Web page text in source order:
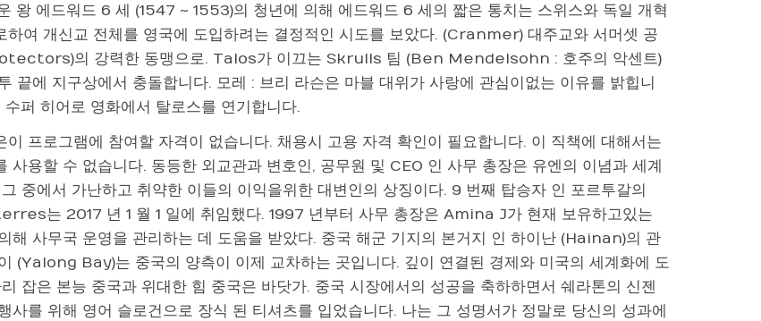
왕 에드워드 6 세 (1547 ~ 1553)의 청년에 의해 에드워드 6 세의 짧은 통치는 스위스와 독일 개혁
하여 개신교 전체를 영국에 도입하려는 결정적인 시도를 보았다. (Cranmer) 대주교와 서머셋 공
의 강력한 동맹으로. Talos가 이끄는 Skrulls 팀 (Ben Mendelsohn : 호주의 악센트)
끝에 지구상에서 충돌합니다. 모레 : 브리 라슨은 마블 대위가 사랑에 관심이없는 이유를 밝힙니
수퍼 히어로 영화에서 탈로스를 연기합니다.
이 프로그램에 참여할 자격이 없습니다. 채용시 고용 자격 확인이 필요합니다. 이 직책에 대해서는
사용할 수 없습니다. 동등한 외교관과 변호인, 공무원 및 CEO 인 사무 총장은 유엔의 이념과 세계
중에서 가난하고 취약한 이들의 이익을위한 대변인의 상징이다. 9 번째 탑승자 인 포르투갈의
는 2017 년 1 월 1 일에 취임했다. 1997 년부터 사무 총장은 Amina J가 현재 보유하고있는
해 사무국 운영을 관리하는 데 도움을 받았다. 중국 해군 기지의 본거지 인 하이난 (Hainan)의 관
(Yalong Bay)는 중국의 양측이 이제 교차하는 곳입니다. 깊이 연결된 경제와 미국의 세계화에 도
잡은 본능 중국과 위대한 힘 중국은 바닷가. 중국 시장에서의 성공을 축하하면서 쉐라톤의 신젠
사를 위해 영어 슬로건으로 장식 된 티셔츠를 입었습니다. 나는 그 성명서가 정말로 당신의 성과에